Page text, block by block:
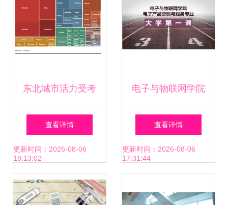
东北城市活力受考
验 中国活力城市40
强东北仅占4席，
仪器仪表销售顺势
查看详情
更新时间：2026-08-06
18:13:02
电子与物联网学院
为电子产品营销与
服务专业2018级新
查看详情
更新时间：2026-08-06
17:31:44